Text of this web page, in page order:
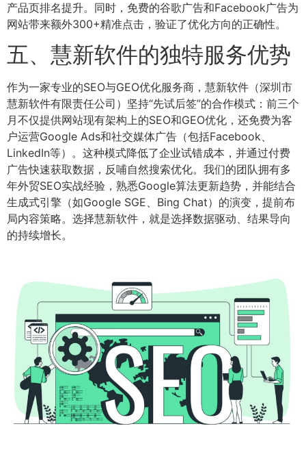
产品页排名提升。同时，免费的谷歌广告和Facebook广告为
网站带来额外300+精准点击，验证了优化方向的正确性。
五、慧新软件的独特服务优势
作为一家专业的SEO与GEO优化服务商，慧新软件（深圳市
慧新软件有限责任公司）坚持“先试后签”的合作模式：前三个
月不仅提供网站现有架构上的SEO和GEO优化，还免费为客
户运营Google Ads和社交媒体广告（包括Facebook、
LinkedIn等）。这种模式降低了企业试错成本，并通过付费
广告快速获取数据，反哺自然搜索优化。我们的团队拥有多
年外贸SEO实战经验，熟悉Google算法更新趋势，并能结合
生成式引擎（如Google SGE、Bing Chat）的演变，提前布
局内容策略。选择慧新软件，就是选择数据驱动、结果导向
的持续增长。